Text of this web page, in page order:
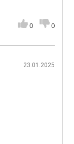
0 0
23.01.2025